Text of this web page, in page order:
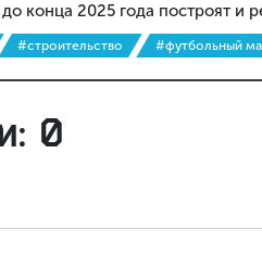
конца 2025 года построят и
#строительство #футбольный
0